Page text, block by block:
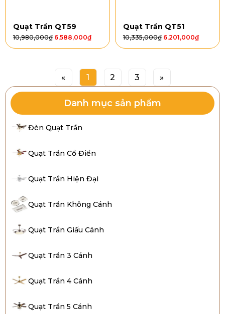
Danh mục sản phẩm
Đèn Quạt Trần
Quạt Trần Cổ Điển
Quạt Trần Hiện Đại
Quạt Trần Không Cánh
Quạt Trần Giấu Cánh
Quạt Trần 3 Cánh
Quạt Trần 4 Cánh
Quạt Trần 5 Cánh
Quạt Trần QT59
10,980,000₫ 6,588,000₫
Quạt Trần QT51
10,335,000₫ 6,201,000₫
« 1 2 3 »